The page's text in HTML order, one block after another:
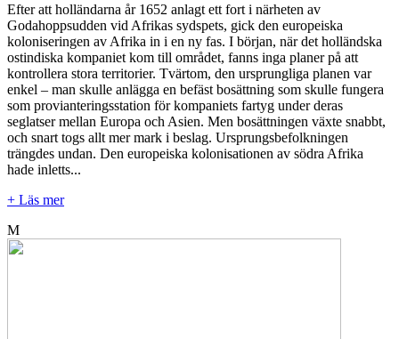
Efter att holländarna år 1652 anlagt ett fort i närheten av
Godahoppsudden vid Afrikas sydspets, gick den europeiska
koloniseringen av Afrika in i en ny fas. I början, när det holländska
ostindiska kompaniet kom till området, fanns inga planer på att
kontrollera stora territorier. Tvärtom, den ursprungliga planen var
enkel – man skulle anlägga en befäst bosättning som skulle fungera
som provianteringsstation för kompaniets fartyg under deras
seglatser mellan Europa och Asien. Men bosättningen växte snabbt,
och snart togs allt mer mark i beslag. Ursprungsbefolkningen
trängdes undan. Den europeiska kolonisationen av södra Afrika
hade inletts...
+ Läs mer
M